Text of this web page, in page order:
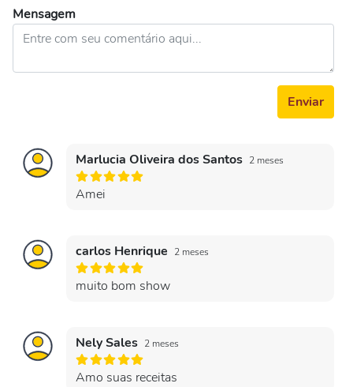
Mensagem
Enviar
Marlucia Oliveira dos Santos 2 meses
Amei
carlos Henrique 2 meses
muito bom show
Nely Sales 2 meses
Amo suas receitas